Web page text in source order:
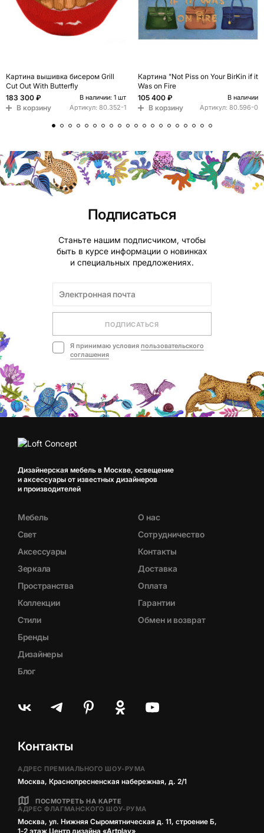
Картина вышивка бисером Grill
Cut Out With Butterfly
183 300 ₽
В наличии: 1 шт
В корзину Артикул: 80.352-1
Картина "Not Piss on Your BirKin if it
Was on Fire
105 400 ₽
В наличии
В корзину Артикул: 80.596-0
Подписаться
Станьте нашим подписчиком, чтобы
быть в курсе информации о новинках
и специальных предложениях.
ПОДПИСАТЬСЯ
Я принимаю условия пользовательского
соглашения
Дизайнерская мебель в Москве, освещение
и аксессуары от известных дизайнеров
и производителей
Мебель
Свет
Аксессуары
Зеркала
Пространства
Коллекции
Стили
Бренды
Дизайнеры
Блог
О нас
Сотрудничество
Контакты
Доставка
Оплата
Гарантии
Обмен и возврат
Контакты
АДРЕС ПРЕМИАЛЬНОГО ШОУ-РУМА
Москва, Краснопресненская набережная, д. 2/1
ПОСМОТРЕТЬ НА КАРТЕ
АДРЕС ФЛАГМАНСКОГО ШОУ-РУМА
Москва, ул. Нижняя Сыромятническая д. 11, строение Б,
1‑2 этаж Центр дизайна «Artplay»